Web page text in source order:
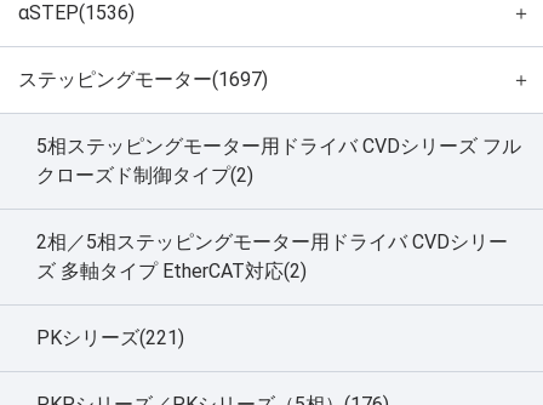
αSTEP(1536) ＋
ステッピングモーター(1697) ＋
5相ステッピングモーター用ドライバ CVDシリーズ フル
クローズド制御タイプ(2)
2相／5相ステッピングモーター用ドライバ CVDシリー
ズ 多軸タイプ EtherCAT対応(2)
PKシリーズ(221)